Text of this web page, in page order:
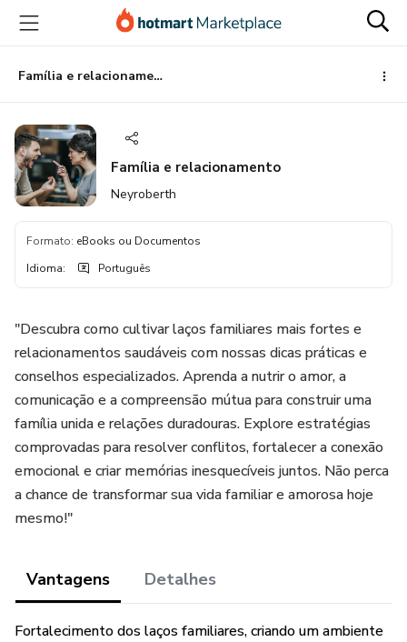
para
conteúdo
principal
para
pagamento
para
rodapé
Família e relacionamento
Família e relacionamento
Neyroberth
Formato: eBooks ou Documentos
Idioma: Português
"Descubra como cultivar laços familiares mais fortes e
relacionamentos saudáveis com nossas dicas práticas e
conselhos especializados. Aprenda a nutrir o amor, a
comunicação e a compreensão mútua para construir uma
família unida e relações duradouras. Explore estratégias
comprovadas para resolver conflitos, fortalecer a conexão
emocional e criar memórias inesquecíveis juntos. Não perca
a chance de transformar sua vida familiar e amorosa hoje
mesmo!"
Vantagens Detalhes
Fortalecimento dos laços familiares, criando um ambiente